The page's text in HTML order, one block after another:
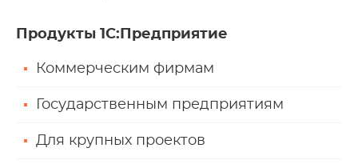
Продукты 1С:Предприятие
Коммерческим фирмам
Государственным предприятиям
Для крупных проектов